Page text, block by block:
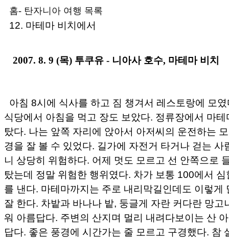
홈- 탄자니아 여행 목록
12. 마테마 비치에서
2007. 8. 9 (목) 투쿠유 - 니아사 호수, 마테마 비치
아침 8시에 식사를 하고 짐 챙겨서 레스토랑에 모
식당에서 아침을 먹고 장도 보았다. 정류장에서 마
탔다. 나는 앞쪽 자리에 앉아서 아저씨의 운전하는
경을 잘 볼 수 있었다. 길가에 자전거 타거나 걷는 사
니 상당히 위험하다. 어제 멋도 모르고 선 안쪽으로
탔는데 정말 위험한 행위였다. 차가 보통 100에서
를 낸다. 마테마까지는 주로 내리막길인데도 이렇게
잘 한다. 차밭과 바나나 밭, 둥글게 자란 커다란 망고
워 아름답다. 주변의 산지며 멀리 내려다보이는 산
답다. 좋은 풍경에 시간가는 줄 모르고 구경했다. 참